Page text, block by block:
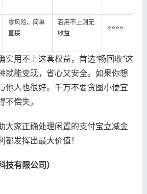
零风险、简单
直接
若用不上则无
收益
⭐⭐⭐⭐
实用不上这套权益，首选“畅回收”这
就能变现，省心又安全。如果你想
他人也很好。千万不要贪图小便宜
不偿失。
大家正确处理闲置的支付宝立减金
都发挥出最大价值！
技有限公司）